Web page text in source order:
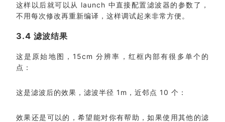
这样以后就可以从 launch 中直接配置滤波器的参数了，
不用每次修改再重新编译，这样调试起来非常方便。
3.4 滤波结果
这是原始地图，15cm 分辨率，红框内部有很多单个的
点：
这是滤波后的效果，滤波半径 1m，近邻点 10 个：
效果还是可以的，希望能对你有帮助，如果使用其他的滤